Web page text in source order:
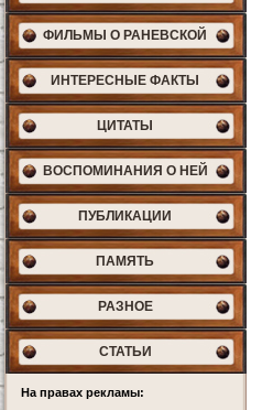
ФИЛЬМЫ О РАНЕВСКОЙ
ИНТЕРЕСНЫЕ ФАКТЫ
ЦИТАТЫ
ВОСПОМИНАНИЯ О НЕЙ
ПУБЛИКАЦИИ
ПАМЯТЬ
РАЗНОЕ
СТАТЬИ
На правах рекламы: